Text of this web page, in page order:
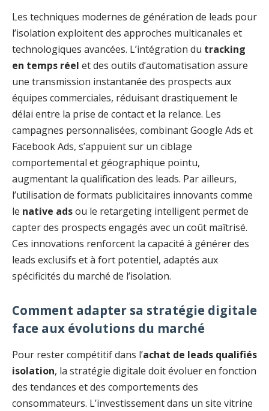
Les techniques modernes de génération de leads pour
l’isolation exploitent des approches multicanales et
technologiques avancées. L’intégration du tracking
en temps réel et des outils d’automatisation assure
une transmission instantanée des prospects aux
équipes commerciales, réduisant drastiquement le
délai entre la prise de contact et la relance. Les
campagnes personnalisées, combinant Google Ads et
Facebook Ads, s’appuient sur un ciblage
comportemental et géographique pointu,
augmentant la qualification des leads. Par ailleurs,
l’utilisation de formats publicitaires innovants comme
le native adsou le retargeting intelligent permet de
capter des prospects engagés avec un coût maîtrisé.
Ces innovations renforcent la capacité à générer des
leads exclusifs et à fort potentiel, adaptés aux
spécificités du marché de l’isolation.
Comment adapter sa stratégie digitale
face aux évolutions du marché
Pour rester compétitif dans l’achat de leads qualifiés
isolation, la stratégie digitale doit évoluer en fonction
des tendances et des comportements des
consommateurs. L’investissement dans un site vitrine